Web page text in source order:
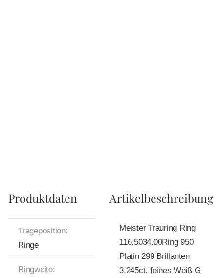
Produktdaten
Trageposition:
Ringe
Ringweite:
Artikelbeschreibung
Meister Trauring Ring
116.5034.00Ring 950
Platin 299 Brillanten
3,245ct. feines Weiß G